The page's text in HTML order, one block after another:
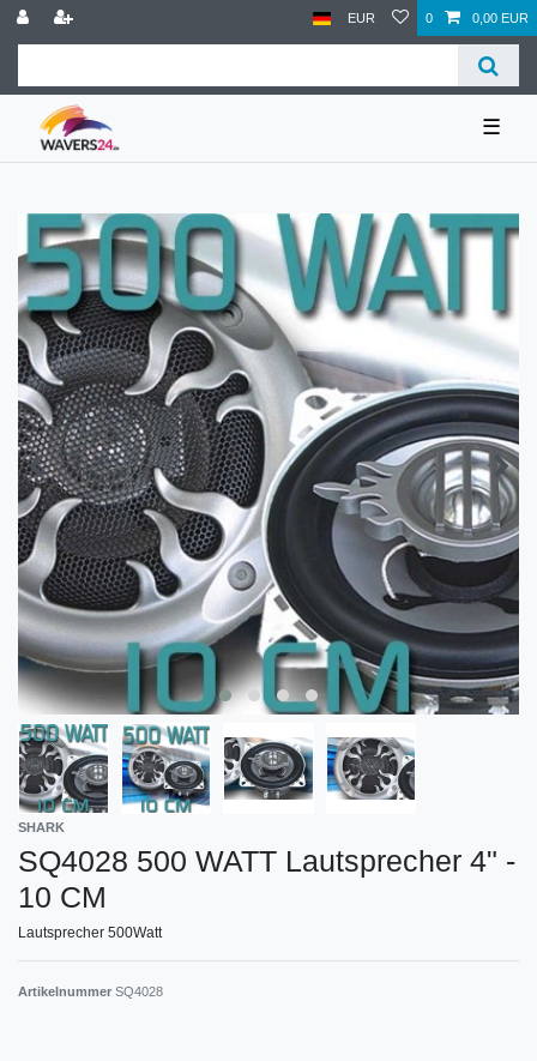
EUR 0 0,00 EUR
☰
SHARK
SQ4028 500 WATT Lautsprecher 4" -
10 CM
Lautsprecher 500Watt
Artikelnummer SQ4028